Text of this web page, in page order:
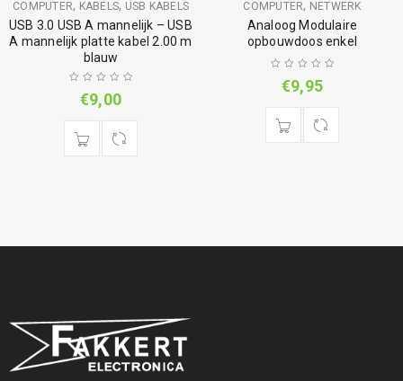
COMPUTER, KABELS, USB KABELS
USB 3.0 USB A mannelijk – USB
A mannelijk platte kabel 2.00 m
blauw
€9,00
COMPUTER, NETWERK
Analoog Modulaire
opbouwdoos enkel
€9,95